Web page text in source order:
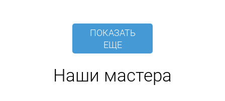
ПОКАЗАТЬ
ЕЩЕ
Наши мастера